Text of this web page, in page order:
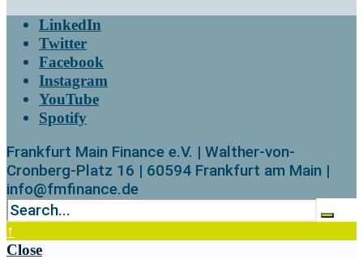
LinkedIn
Twitter
Facebook
Instagram
YouTube
Spotify
Frankfurt Main Finance e.V. | Walther-von-
Cronberg-Platz 16 | 60594 Frankfurt am Main |
info@fmfinance.de
↑
Close